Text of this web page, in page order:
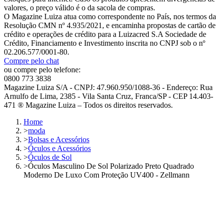
valores, o preço válido é o da sacola de compras.
O Magazine Luiza atua como correspondente no País, nos termos da
Resolução CMN nº 4.935/2021, e encaminha propostas de cartão de
crédito e operações de crédito para a Luizacred S.A Sociedade de
Crédito, Financiamento e Investimento inscrita no CNPJ sob o nº
02.206.577/0001-80.
Compre pelo chat
ou compre pelo telefone:
0800 773 3838
Magazine Luiza S/A - CNPJ: 47.960.950/1088-36 - Endereço: Rua
Arnulfo de Lima, 2385 - Vila Santa Cruz, Franca/SP - CEP 14.403-
471 ® Magazine Luiza – Todos os direitos reservados.
Home
>moda
>Bolsas e Acessórios
>Óculos e Acessórios
>Óculos de Sol
>Óculos Masculino De Sol Polarizado Preto Quadrado
Moderno De Luxo Com Proteção UV400 - Zellmann